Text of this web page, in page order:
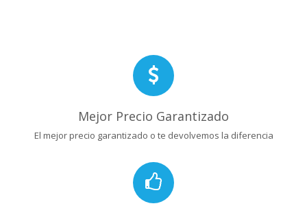
Mejor Precio Garantizado
El mejor precio garantizado o te devolvemos la diferencia